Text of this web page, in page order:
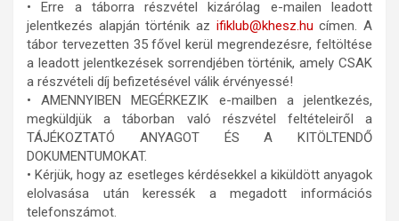
• Erre a táborra részvétel kizárólag e-mailen leadott
jelentkezés alapján történik az ifiklub@khesz.hu címen. A
tábor tervezetten 35 fővel kerül megrendezésre, feltöltése
a leadott jelentkezések sorrendjében történik, amely CSAK
a részvételi díj befizetésével válik érvényessé!
• AMENNYIBEN MEGÉRKEZIK e-mailben a jelentkezés,
megküldjük a táborban való részvétel feltételeiről a
TÁJÉKOZTATÓ ANYAGOT ÉS A KITÖLTENDŐ
DOKUMENTUMOKAT.
• Kérjük, hogy az esetleges kérdésekkel a kiküldött anyagok
elolvasása után keressék a megadott információs
telefonszámot.